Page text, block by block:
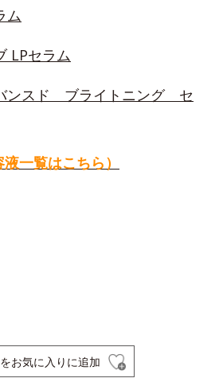
ム
LPセラム
ンスド ブライトニング セ
液一覧はこちら）
お気に入りに追加